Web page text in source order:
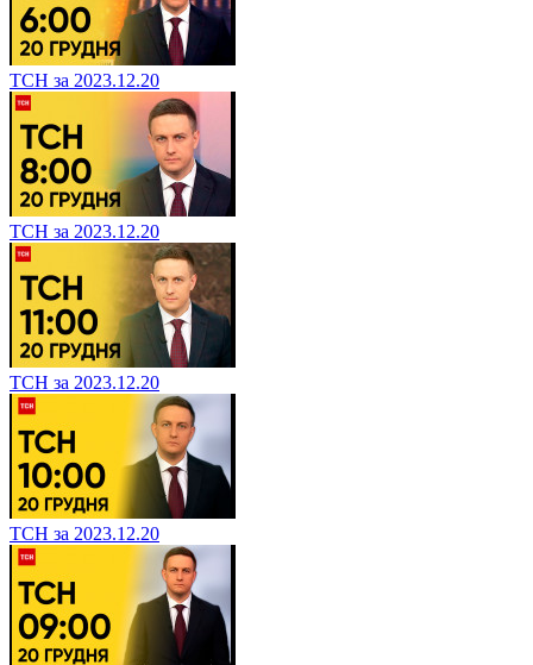
ТСН за 2023.12.20
ТСН за 2023.12.20
ТСН за 2023.12.20
ТСН за 2023.12.20